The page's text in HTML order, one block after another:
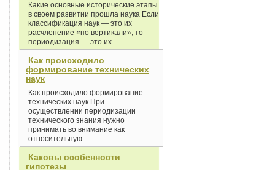
Какие основные исторические этапы
в своем развитии прошла наука Если
классификация наук — это их
расчленение «по вертикали», то
периодизация — это их...
Как происходило
формирование технических
наук
Как происходило формирование
технических наук При
осуществлении периодизации
технического знания нужно
принимать во внимание как
относительную...
Каковы особенности
гипотезы